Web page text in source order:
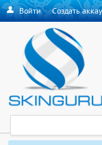
Войти·Создать